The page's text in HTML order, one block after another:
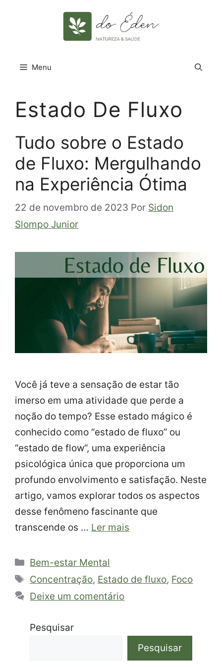
Menu
Estado De Fluxo
Tudo sobre o Estado
de Fluxo: Mergulhando
na Experiência Ótima
22 de novembro de 2023 Por Sidon
Slompo Junior
Você já teve a sensação de estar tão
imerso em uma atividade que perde a
noção do tempo? Esse estado mágico é
conhecido como “estado de fluxo” ou
“estado de flow“, uma experiência
psicológica única que proporciona um
profundo envolvimento e satisfação. Neste
artigo, vamos explorar todos os aspectos
desse fenômeno fascinante que
transcende os … Ler mais
Categorias
Bem-estar Mental
Tags
Concentração, Estado de fluxo, Foco
Deixe um comentário
Pesquisar
Pesquisar